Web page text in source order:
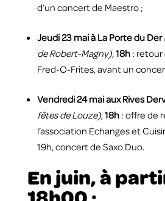
d’un concert de Maestro ;
Jeudi 23 mai à La Porte du Der
de Robert-Magny),18h: retour
Fred-O-Frites, avant un
Vendredi 24 mai aux Rives
fêtes de Louze),18h: offre de
l’association Echanges et
19h, concert de Saxo Duo.
En juin, à